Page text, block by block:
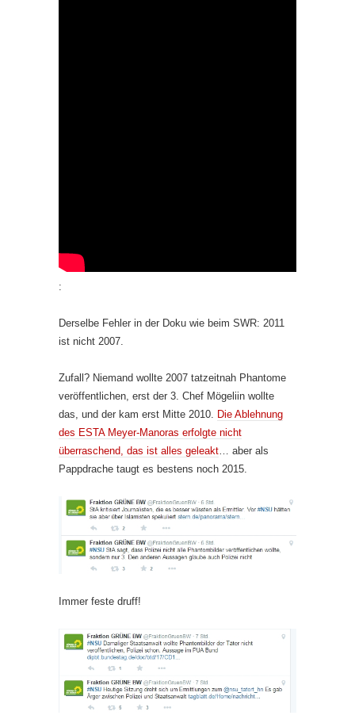
:
Derselbe Fehler in der Doku wie beim SWR: 2011
ist nicht 2007.
Zufall? Niemand wollte 2007 tatzeitnah Phantome
veröffentlichen, erst der 3. Chef Mögeliin wollte
das, und der kam erst Mitte 2010. Die Ablehnung
des ESTA Meyer-Manoras erfolgte nicht
überraschend, das ist alles geleakt… aber als
Pappdrache taugt es bestens noch 2015.
Immer feste druff!